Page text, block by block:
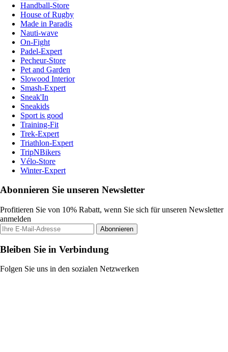
Handball-Store
House of Rugby
Made in Paradis
Nauti-wave
On-Fight
Padel-Expert
Pecheur-Store
Pet and Garden
Slowood Interior
Smash-Expert
Sneak'In
Sneakids
Sport is good
Training-Fit
Trek-Expert
Triathlon-Expert
TripNBikers
Vélo-Store
Winter-Expert
Abonnieren Sie unseren Newsletter
Profitieren Sie von 10% Rabatt, wenn Sie sich für unseren Newsletter
anmelden
Abonnieren
Bleiben Sie in Verbindung
Folgen Sie uns in den sozialen Netzwerken